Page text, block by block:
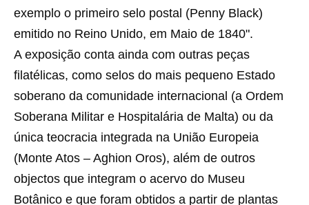
exemplo o primeiro selo postal (Penny Black)
emitido no Reino Unido, em Maio de 1840".
A exposição conta ainda com outras peças
filatélicas, como selos do mais pequeno Estado
soberano da comunidade internacional (a Ordem
Soberana Militar e Hospitalária de Malta) ou da
única teocracia integrada na União Europeia
(Monte Atos – Aghion Oros), além de outros
objectos que integram o acervo do Museu
Botânico e que foram obtidos a partir de plantas